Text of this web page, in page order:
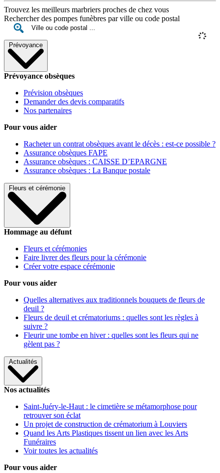
Trouvez les meilleurs marbriers proches de chez vous
Rechercher des pompes funèbres par ville ou code postal
Prévoyance
Prévoyance obsèques
Prévision obsèques
Demander des devis comparatifs
Nos partenaires
Pour vous aider
Racheter un contrat obsèques avant le décès : est-ce possible ?
Assurance obsèques FAPE
Assurance obsèques : CAISSE D’EPARGNE
Assurance obsèques : La Banque postale
Fleurs et cérémonie
Hommage au défunt
Fleurs et cérémonies
Faire livrer des fleurs pour la cérémonie
Créer votre espace cérémonie
Pour vous aider
Quelles alternatives aux traditionnels bouquets de fleurs de
deuil ?
Fleurs de deuil et crématoriums : quelles sont les règles à
suivre ?
Fleurir une tombe en hiver : quelles sont les fleurs qui ne
gèlent pas ?
Actualités
Nos actualités
Saint-Juéry-le-Haut : le cimetière se métamorphose pour
retrouver son éclat
Un projet de construction de crématorium à Louviers
Quand les Arts Plastiques tissent un lien avec les Arts
Funéraires
Voir toutes les actualités
Pour vous aider